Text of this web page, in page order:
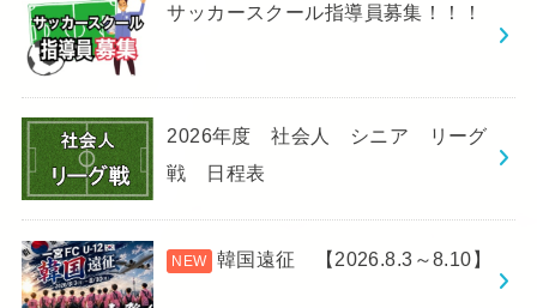
サッカースクール指導員募集！！！
2026年度 社会人 シニア リーグ
戦 日程表
韓国遠征 【2026.8.3～8.10】